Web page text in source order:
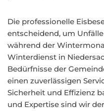
Die professionelle
entscheidend, um
während der
Winterdienst in
Bedürfnisse der
einen zuverlässigen
Sicherheit und Effizienz
und Expertise sind wir